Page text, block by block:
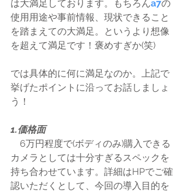
は大満足しております。もちろんa7の
使用用途や事前情報、現状できること
を踏まえての大満足。というより想像
を超えて満足です！褒めすぎか(笑)
では具体的に何に満足なのか。上記で
挙げたポイントに沿ってお話しましょ
う！
1.価格面
6万円程度で(ボディのみ)購入できる
カメラとしては十分すぎるスペックを
持ち合わせています。詳細はHPでご確
認いただくとして、今回の導入目的を